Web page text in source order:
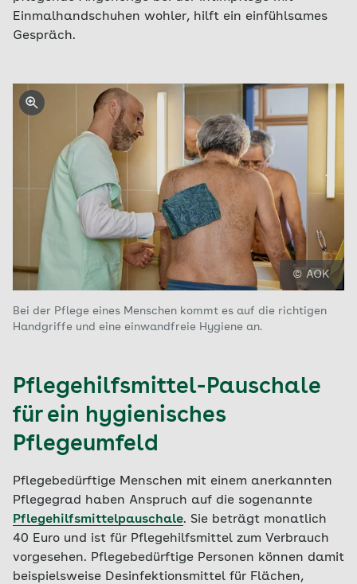
Einmalhandschuhen wohler, hilft ein einfühlsames
Gespräch.
© AOK
Bei der Pflege eines Menschen kommt es auf die richtigen
Handgriffe und eine einwandfreie Hygiene an.
Pflegehilfsmittel-Pauschale
für ein hygienisches
Pflegeumfeld
Pflegebedürftige Menschen mit einem anerkannten
Pflegegrad haben Anspruch auf die sogenannte
Pflegehilfsmittelpauschale. Sie beträgt monatlich
40 Euro und ist für Pflegehilfsmittel zum Verbrauch
vorgesehen. Pflegebedürftige Personen können damit
beispielsweise Desinfektionsmittel für Flächen,